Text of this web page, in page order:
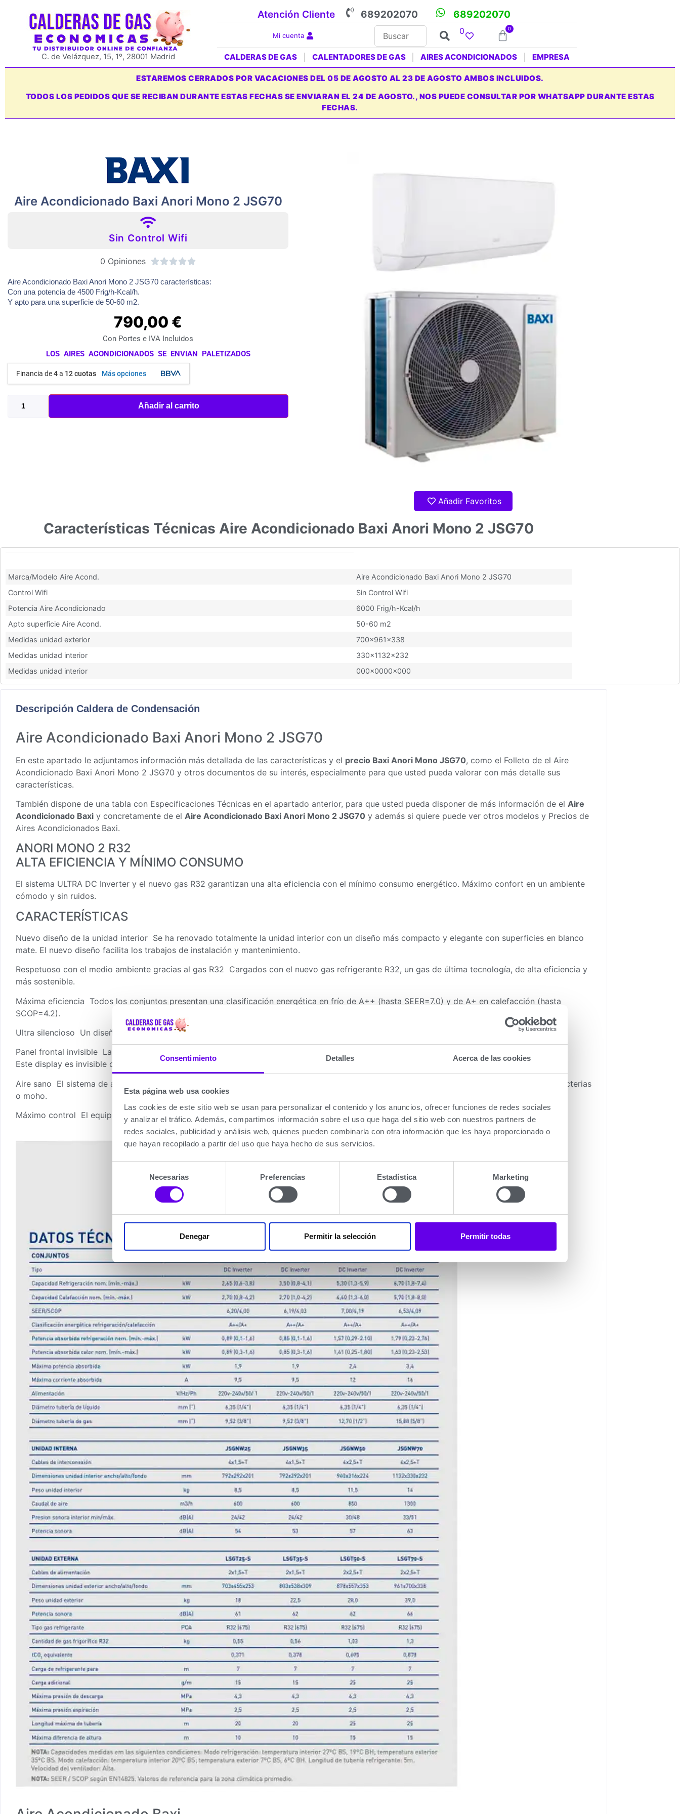
Consentimiento Detalles Acerca de las cookies
Esta página web usa cookies
Las cookies de este sitio web se usan para personalizar el contenido y los anuncios, ofrecer funciones de redes sociales
y analizar el tráfico. Además, compartimos información sobre el uso que haga del sitio web con nuestros partners de
redes sociales, publicidad y análisis web, quienes pueden combinarla con otra información que les haya proporcionado o
que hayan recopilado a partir del uso que haya hecho de sus servicios.
consentimiento
Necesarias Preferencias Estadística Marketing
Denegar Permitir la selección Permitir todas
C. de Velázquez, 15, 1º, 28001 Madrid
Atención Cliente 689202070 689202070
Mi cuenta 0 0
CALDERAS DE GAS CALENTADORES DE GAS AIRES ACONDICIONADOS EMPRESA
ESTAREMOS CERRADOS POR VACACIONES DEL 05 DE AGOSTO AL 23 DE AGOSTO AMBOS INCLUIDOS.
TODOS LOS PEDIDOS QUE SE RECIBAN DURANTE ESTAS FECHAS SE ENVIARAN EL 24 DE AGOSTO., NOS PUEDE CONSULTAR POR WHATSAPP DURANTE ESTAS
FECHAS.
Aire Acondicionado Baxi Anori Mono 2 JSG70
Sin Control Wifi
0 Opiniones 
Aire Acondicionado Baxi Anori Mono 2 JSG70 características:
Con una potencia de 4500 Frig/h-Kcal/h.
Y apto para una superficie de 50-60 m2.
790,00 €
Con Portes e IVA Incluidos
LOS AIRES ACONDICIONADOS SE ENVIAN PALETIZADOS
Financia de4a 12 cuotas Más opciones
Añadir al carrito
Añadir Favoritos
Características Técnicas Aire Acondicionado Baxi Anori Mono 2 JSG70
Marca/Modelo Aire Acond.
Aire Acondicionado Baxi Anori Mono 2 JSG70
Control Wifi
Sin Control Wifi
Potencia Aire Acondicionado
6000 Frig/h-Kcal/h
Apto superficie Aire Acond.
50-60 m2
Medidas unidad exterior
700x961x338
Medidas unidad interior
330x1132x232
Medidas unidad interior
000x0000x000
Descripción Caldera de Condensación
Aire Acondicionado Baxi Anori Mono 2 JSG70
En este apartado le adjuntamos información más detallada de las características y el precio Baxi Anori Mono JSG70, como el Folleto de el Aire
Acondicionado Baxi Anori Mono 2 JSG70 y otros documentos de su interés, especialmente para que usted pueda valorar con más detalle sus
características.
También dispone de una tabla con Especificaciones Técnicas en el apartado anterior, para que usted pueda disponer de más información de el Aire
Acondicionado Baxi y concretamente de el Aire Acondicionado Baxi Anori Mono 2 JSG70 y además si quiere puede ver otros modelos y Precios de
Aires Acondicionados Baxi.
ANORI MONO 2 R32
ALTA EFICIENCIA Y MÍNIMO CONSUMO
El sistema ULTRA DC Inverter y el nuevo gas R32 garantizan una alta eficiencia con el mínimo consumo energético. Máximo confort en un ambiente
cómodo y sin ruidos.
CARACTERÍSTICAS
Nuevo diseño de la unidad interior Se ha renovado totalmente la unidad interior con un diseño más compacto y elegante con superficies en blanco
mate. El nuevo diseño facilita los trabajos de instalación y mantenimiento.
Respetuoso con el medio ambiente gracias al gas R32 Cargados con el nuevo gas refrigerante R32, un gas de última tecnología, de alta eficiencia y
más sostenible.
Máxima eficiencia Todos los conjuntos presentan una clasificación energética en frío de A++ (hasta SEER=7.0) y de A+ en calefacción (hasta
SCOP=4.2).
Ultra silencioso Un diseño moderno y atractivo con un mínimo nivel sonoro asegurando un ambiente cómodo y sin ruidos.
Panel frontal invisible La unidad interior presenta en su parte frontal un elegante display donde se indican las condiciones de trabajo.
Este display es invisible cuando la unidad no está en funcionamiento.
Aire sano El sistema de autolimpieza iClean elimina automáticamente el polvo y la suciedad de la unidad interior, y previene la aparición de bacterias
o moho.
Máximo control El equipo dispone de un sistema de detección de fugas, un sistema de autodiagnóstico y de códigos de alarma.